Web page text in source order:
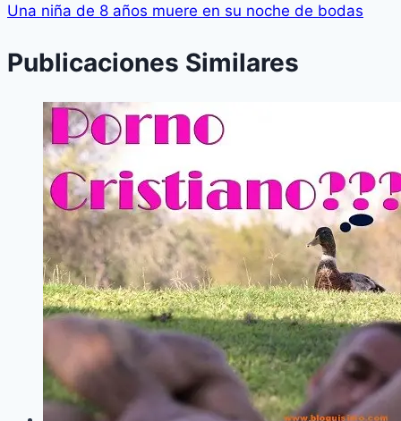
Una niña de 8 años muere en su noche de bodas
Publicaciones Similares